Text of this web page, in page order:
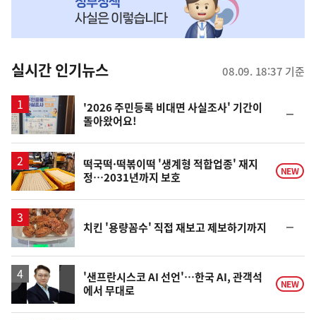
뉴
스
실시간 인기뉴스 08.09. 18:37 기준
'2026 주민등록 비대면 사실조사' 기간이
돌아왔어요!
일
떡국떡·떡볶이떡 '생계형 적합업종' 재지
정…2031년까지 보호
NEW
치킨 '용량꼼수' 직접 재보고 제보하기까지
일
'샌프란시스코 AI 선언'…한국 AI, 관객석
에서 무대로
NEW